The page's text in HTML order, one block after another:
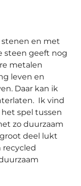
en met
steen geeft nog
metalen
leven en
Daar kan ik
Ik vind
spel tussen
zo duurzaam
deel lukt
recycled